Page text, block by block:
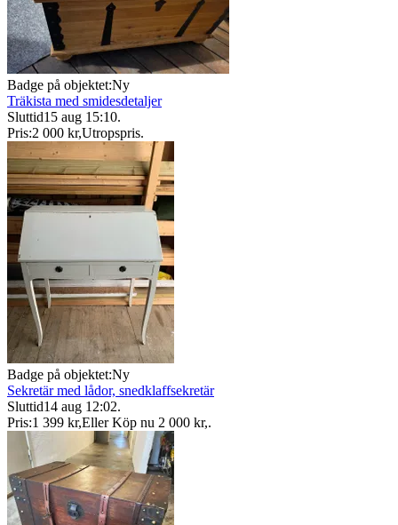
Badge på objektet:Ny
Träkista med smidesdetaljer
Sluttid15 aug 15:10.
Pris:2 000 kr,Utropspris.
Badge på objektet:Ny
Sekretär med lådor, snedklaffsekretär
Sluttid14 aug 12:02.
Pris:1 399 kr,Eller Köp nu 2 000 kr,.